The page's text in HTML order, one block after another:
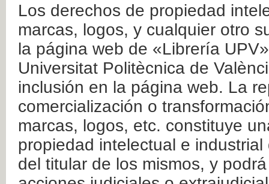
Los derechos de propiedad
marcas, logos, y cualquier otro
la página web de «Librería
Universitat Politècnica de
inclusión en la página web. La
comercialización o
marcas, logos, etc. constituye
propiedad intelectual e
del titular de los mismos, y